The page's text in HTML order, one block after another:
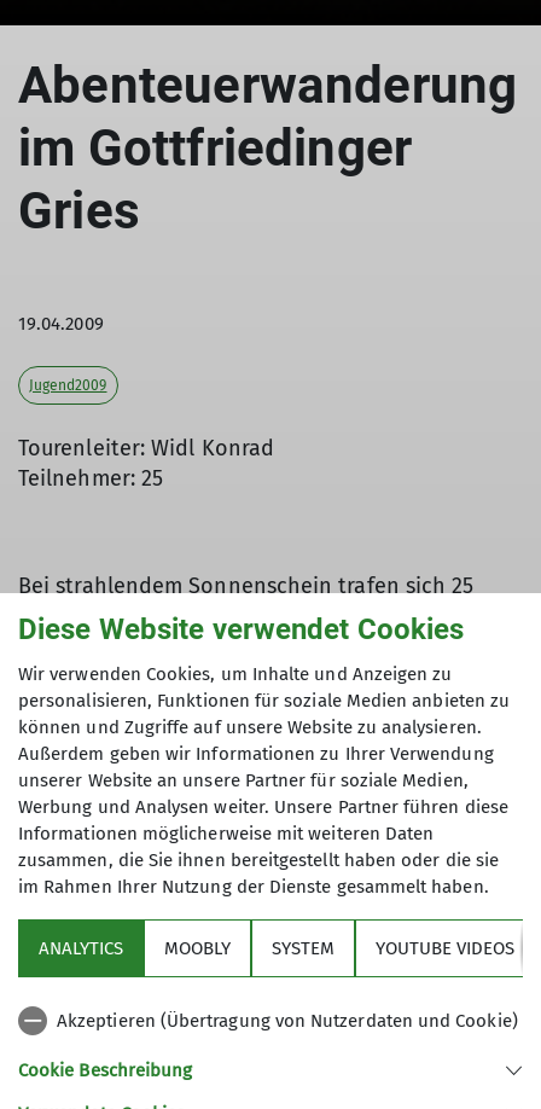
Abenteuerwanderung
im Gottfriedinger
Gries
19.04.2009
Jugend2009
Tourenleiter: Widl Konrad
Teilnehmer: 25
Bei strahlendem Sonnenschein trafen sich 25
DAV'ler von knapp drei bis über 50 Jahren um das
Gottfriedinger Gries entlang von kleinen Bächen
zu durchstreifen. Um aus der Wanderung auch ein
Abenteuer zu machen wurden als Hindernisse
Schilf, Gestrüpp und 19 Bachüberquerungen
eingebaut. Die meisten Brücken bestanden
jedoch aus umgefallenen Bäumen oder den
mitgebrachten Leitern, so dass die Überquerung
nicht ganz einfach war. Dies zeigte sich auch
darin, dass einige Abenteurer unfeiwilligen
Wasserkontakt hatten. Auch die Technik
"Bachüberquerung mit Leitern" musste erst
erlernt werden. Durch selbstlosen Einsatz eines
Teilnehmers wurde auch dieses Problem gelöst.
Zur Brotzeit waren am Gerner Weiher Getränke
bereitgestellt. Nachdem sich alle gestärkt hatten,
wurde als Highlight der Mühlbach mittels einer
Diese Website verwendet Cookies
Wir verwenden Cookies, um Inhalte und Anzeigen zu
personalisieren, Funktionen für soziale Medien anbieten zu
können und Zugriffe auf unsere Website zu analysieren.
Außerdem geben wir Informationen zu Ihrer Verwendung
unserer Website an unsere Partner für soziale Medien,
Werbung und Analysen weiter. Unsere Partner führen diese
Informationen möglicherweise mit weiteren Daten
zusammen, die Sie ihnen bereitgestellt haben oder die sie
im Rahmen Ihrer Nutzung der Dienste gesammelt haben.
ANALYTICS MOOBLY SYSTEM YOUTUBE VIDEOS
Akzeptieren (Übertragung von Nutzerdaten und Cookie)
Cookie Beschreibung